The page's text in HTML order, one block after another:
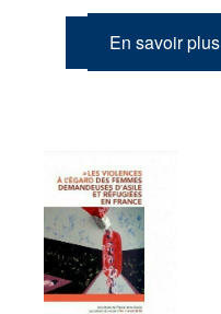
En savoir plus